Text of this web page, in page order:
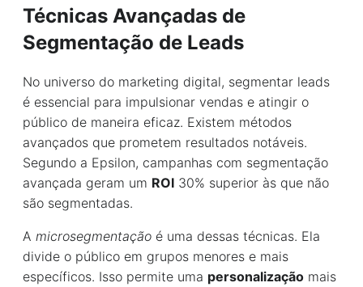
Técnicas Avançadas de
Segmentação de Leads
No universo do marketing digital, segmentar leads
é essencial para impulsionar vendas e atingir o
público de maneira eficaz. Existem métodos
avançados que prometem resultados notáveis.
Segundo a Epsilon, campanhas com segmentação
avançada geram um ROI 30% superior às que não
são segmentadas.
A microsegmentação é uma dessas técnicas. Ela
divide o público em grupos menores e mais
específicos. Isso permite uma personalização mais